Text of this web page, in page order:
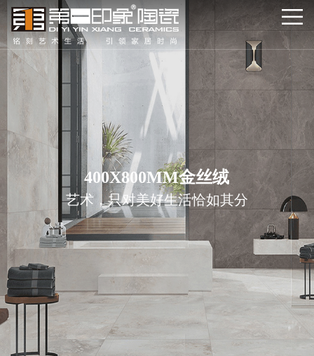
400X800MM金丝绒
艺术，只对美好生活恰如其分